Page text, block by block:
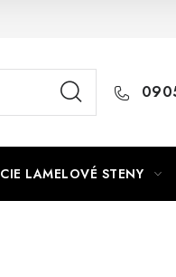
LAMELOVÉ STENY